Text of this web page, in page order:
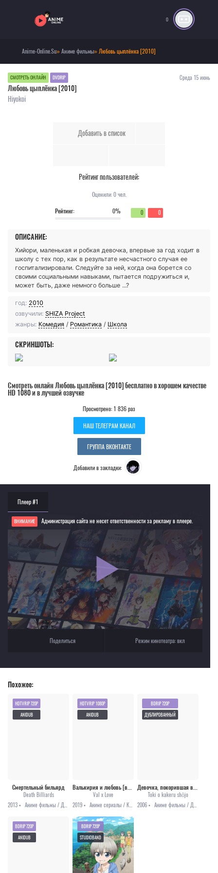
0
Anime-Online.Su»Аниме фильмы» Любовь цыплёнка [2010]
СМОТРЕТЬ ОНЛАЙН DVDRIP Среда 15 июнь
Любовь цыплёнка [2010]
Hiyokoi
Добавить в список
Рейтинг пользователей:
Оценили:0чел.
Рейтинг:
0% 0 0
ОПИСАНИЕ:
Хийори, маленькая и робкая девочка, впервые за год ходит в
школу с тех пор, как в результате несчастного случая ее
госпитализировали. Следуйте за ней, когда она борется со
своими социальными навыками, пытается подружиться и,
может быть, даже немного больше ...?
год: 2010
озвучили: SHIZA Project
жанры: Комедия / Романтика / Школа
СКРИНШОТЫ:
Смотреть онлайн Любовь цыплёнка [2010] бесплатно в хорошем качестве
HD 1080 и в лучшей озвучке
Просмотрено: 1 836 раз
НАШ ТЕЛЕГРАМ КАНАЛ
ГРУППА ВКОНТАКТЕ
Добавили в закладки:
Плеер #1
ВНИМАНИЕ Администрация сайта не несет ответственности за рекламу в плеере.
Если видео не работает, обновите страницу или выберите другой плеер!
Для просмотра некоторых аниме необходимо установить VPN
Текущее воспроизведение：Любовь цыплёнка [2010]
Поделиться Режим кинотеатра:вкл
Похожее:
Смертельный бильярд
Death Billiards
2013 •
HDTVRIP 720P
ANIDUB
Val x Love
2019 •
HDTVRIP 1080P
ANIDUB
Toki o kakeru shôjo
2006 •
BDRIP 720P
ДУБЛИРОВАННЫЙ
BDRIP 720P
ANIDUB
BDRIP 720P
STUDIOBAND